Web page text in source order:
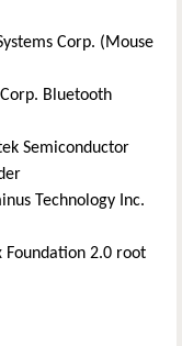
Corp. (Mouse
Bluetooth
Semiconductor
Technology Inc.
Foundation 2.0 root